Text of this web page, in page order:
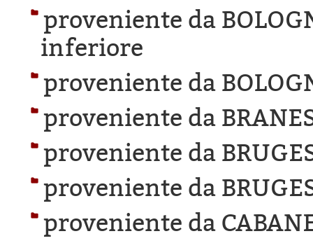
proveniente da
inferiore
proveniente da
proveniente da
proveniente da
proveniente da
proveniente da